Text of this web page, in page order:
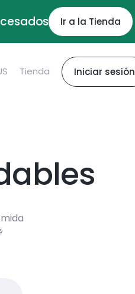
Ir a la Tienda
Tienda Iniciar sesión